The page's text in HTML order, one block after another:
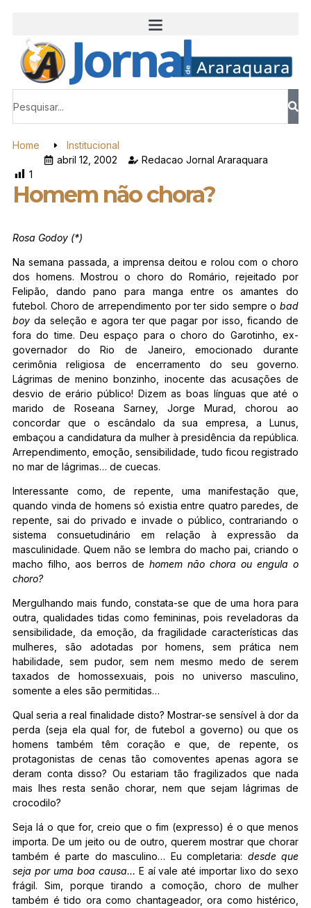
Home
Institucional
abril 12, 2002
Redacao Jornal Araraquara
1
Homem não chora?
Rosa Godoy (*)
Na semana passada, a imprensa deitou e rolou com o choro
dos homens. Mostrou o choro do Romário, rejeitado por
Felipão, dando pano para manga entre os amantes do
futebol. Choro de arrependimento por ter sido sempre o bad
boy da seleção e agora ter que pagar por isso, ficando de
fora do time. Deu espaço para o choro do Garotinho, ex-
governador do Rio de Janeiro, emocionado durante
cerimônia religiosa de encerramento do seu governo.
Lágrimas de menino bonzinho, inocente das acusações de
desvio de erário público! Dizem as boas línguas que até o
marido de Roseana Sarney, Jorge Murad, chorou ao
concordar que o escândalo da sua empresa, a Lunus,
embaçou a candidatura da mulher à presidência da república.
Arrependimento, emoção, sensibilidade, tudo ficou registrado
no mar de lágrimas… de cuecas.
Interessante como, de repente, uma manifestação que,
quando vinda de homens só existia entre quatro paredes, de
repente, sai do privado e invade o público, contrariando o
sistema consuetudinário em relação à expressão da
masculinidade. Quem não se lembra do macho pai, criando o
macho filho, aos berros de homem não chora ou engula o
choro?
Mergulhando mais fundo, constata-se que de uma hora para
outra, qualidades tidas como femininas, pois reveladoras da
sensibilidade, da emoção, da fragilidade características das
mulheres, são adotadas por homens, sem prática nem
habilidade, sem pudor, sem nem mesmo medo de serem
taxados de homossexuais, pois no universo masculino,
somente a eles são permitidas…
Qual seria a real finalidade disto? Mostrar-se sensível à dor da
perda (seja ela qual for, de futebol a governo) ou que os
homens também têm coração e que, de repente, os
protagonistas de cenas tão comoventes apenas agora se
deram conta disso? Ou estariam tão fragilizados que nada
mais lhes resta senão chorar, nem que sejam lágrimas de
crocodilo?
Seja lá o que for, creio que o fim (expresso) é o que menos
importa. De um jeito ou de outro, querem mostrar que chorar
também é parte do masculino… Eu completaria: desde que
seja por uma boa causa… E aí vale até importar lixo do sexo
frágil. Sim, porque tirando a comoção, choro de mulher
também é tido ora como chantageador, ora como histérico,